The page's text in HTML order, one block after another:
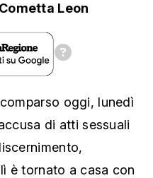
Leon
oggi, lunedì
di atti sessuali
è tornato a casa con